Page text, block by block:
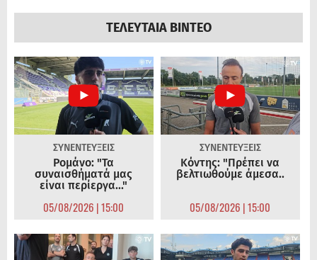
ΤΕΛΕΥΤΑΙΑ ΒΙΝΤΕΟ
ΣΥΝΕΝΤΕΥΞΕΙΣ
Ρομάνο: "Τα
συναισθήματά μας
είναι περίεργα..."
05/08/2026 | 15:00
ΣΥΝΕΝΤΕΥΞΕΙΣ
Κόντης: "Πρέπει να
βελτιωθούμε άμεσα..
05/08/2026 | 15:00